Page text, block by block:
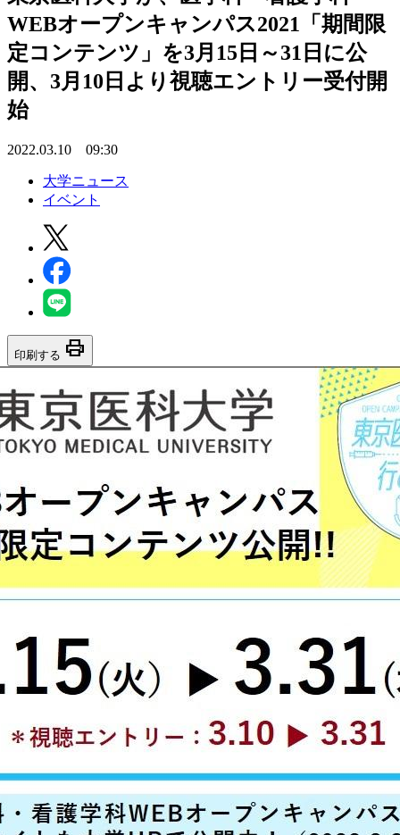
WEBオープンキャンパス2021「期間限
定コンテンツ」を3月15日～31日に公
開、3月10日より視聴エントリー受付開
始
2022.03.10 09:30
大学ニュース
イベント
印刷する print